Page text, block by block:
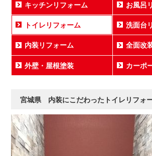
キッチンリフォーム お風呂
トイレリフォーム 洗面台
内装リフォーム 全面改
外壁・屋根塗装 カーポ
宮城県 内装にこだわったトイレリフォ